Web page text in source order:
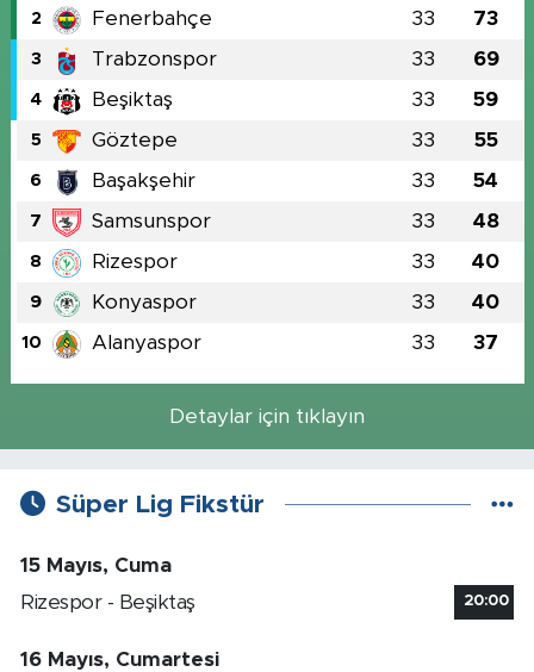
2 Fenerbahçe 33 73
3 Trabzonspor 33 69
4 Beşiktaş 33 59
5 Göztepe 33 55
6 Başakşehir 33 54
7 Samsunspor 33 48
8 Rizespor 33 40
9 Konyaspor 33 40
10 Alanyaspor 33 37
Detaylar için tıklayın
Süper Lig Fikstür
15 Mayıs, Cuma
Rizespor - Beşiktaş
20:00
16 Mayıs, Cumartesi